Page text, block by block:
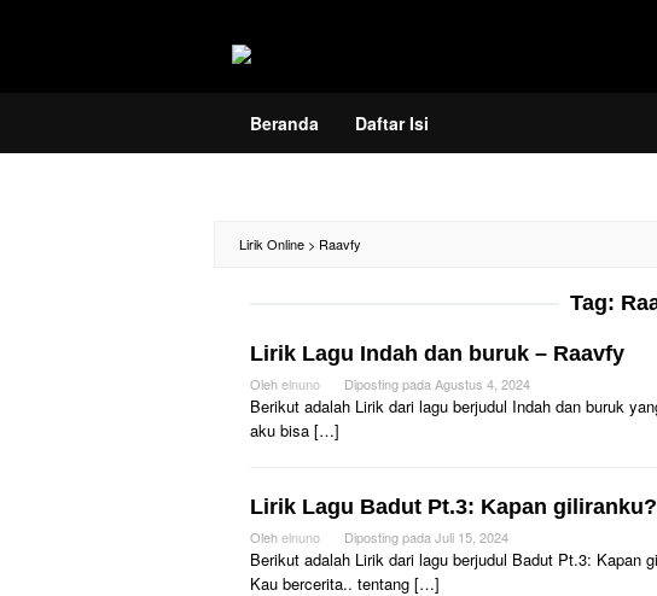
Beranda Daftar Isi
Lirik Online > Raavfy
Tag:
Lirik Lagu Indah dan buruk – Raavfy
Olehelnuno Diposting pada Agustus 4, 2024
Berikut adalah Lirik dari lagu berjudul Indah dan buruk
aku bisa […]
Lirik Lagu Badut Pt.3: Kapan
Olehelnuno Diposting pada Juli 15, 2024
Berikut adalah Lirik dari lagu berjudul Badut Pt.3:
Kau bercerita.. tentang […]